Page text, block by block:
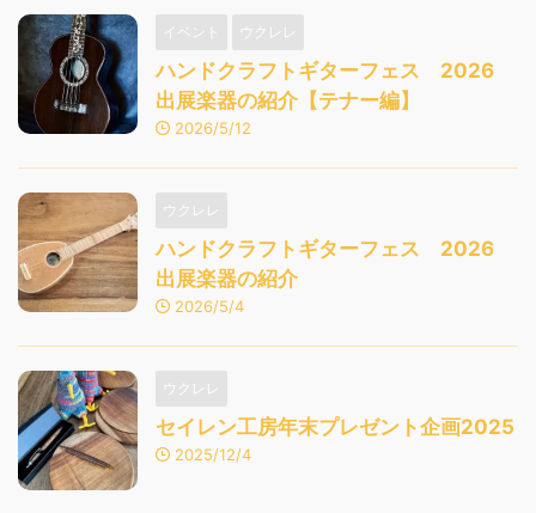
イベント ウクレレ
ハンドクラフトギターフェス 2026
出展楽器の紹介【テナー編】
2026/5/12
ウクレレ
ハンドクラフトギターフェス 2026
出展楽器の紹介
2026/5/4
ウクレレ
セイレン工房年末プレゼント企画2025
2025/12/4